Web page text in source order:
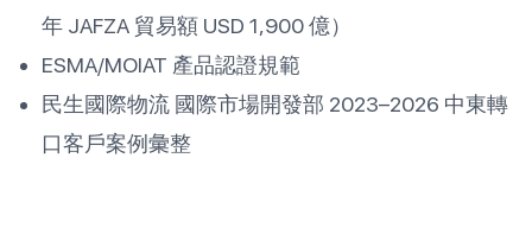
年 JAFZA 貿易額 USD 1,900 億）
ESMA/MOIAT 產品認證規範
民生國際物流 國際市場開發部 2023–2026 中東轉
口客戶案例彙整